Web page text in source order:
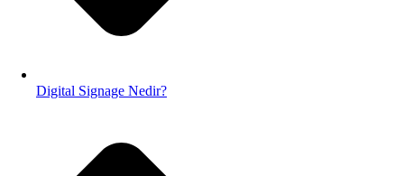
Digital Signage Nedir?